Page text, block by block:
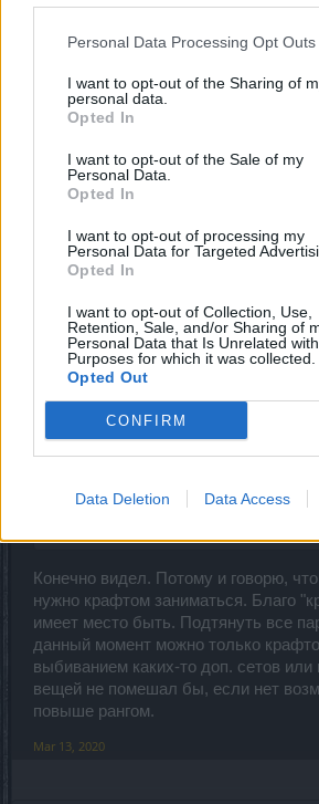
Personal Data Processing Opt Outs
I want to opt-out of the Sharing of
personal data.
Opted In
I want to opt-out of the Sale of my
Personal Data.
Opted In
I want to opt-out of processing my
Personal Data for Targeted
Opted In
I want to opt-out of Collection, Use,
Retention, Sale, and/or Sharing of
Personal Data that Is Unrelated
Purposes for which it was collected.
Opted Out
CONFIRM
Data Deletion Data Access
может он хочет "из Грязи в Князи"))
я давал совет исходя из его
Mar 12, 2020
Roy900
Forum Apprentice
Сет герольда, зигрисмара и т.д.... ну
выбить тем, кто 24 на 7 в игре. В
намного сложнее и абсолютно
Mar 12, 2020
Mr_Denny
Advanced
Вы видели Нынешние Статы Перса?!...
Конечно видел. Потому и говорю,
нужно крафтом заниматься. Благо
имеет место быть. Подтянуть все
данный момент можно только
выбиванием каких-то доп. сетов
вещей не помешал бы, если нет
повыше рангом.
Mar 13, 2020